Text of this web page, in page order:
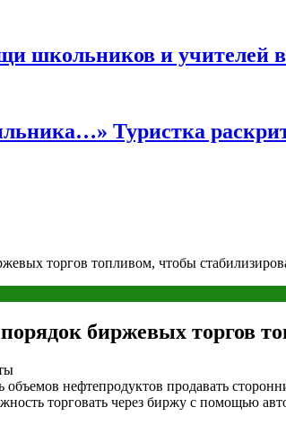
школьников и учителей
Туристка
торгов топливом, чтобы
биржевых торгов
нефтепродуктов продавать
торговать через биржу с помощью